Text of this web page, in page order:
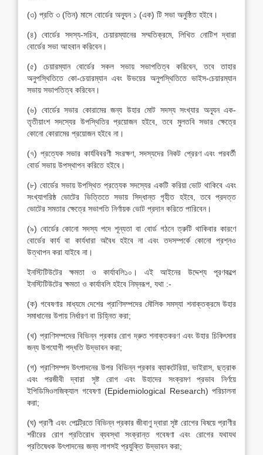
(৩) প্রতি ৩ (তিন) মাসে বোর্ডের অন্যূন ১ (এক) টি সভা অনুষ্ঠিত হইবে।
(৪) বোর্ডের সদস্য-সচিব, চেয়ারম্যানের সম্মতিক্রমে, লিখিত নোটিশ দ্বারা
বোর্ডের সভা আহবান করিবেন।
(৫) চেয়ারম্যান বোর্ডের সকল সভায় সভাপতিত্ব করিবেন, তবে তাহার
অনুপস্থিতিতে কো-চেয়ারম্যান এবং উভয়ের অনুপস্থিতিতে ভাইস-চেয়ারম্যান
সভায় সভাপতিত্ব করিবেন।
(৬) বোর্ডের সভার কোরামের জন্য উহার মোট সদস্য সংখ্যার অন্যূন এক-
তৃতীয়াংশ সদস্যের উপস্থিতির প্রয়োজন হইবে, তবে মুলতবি সভার ক্ষেত্রে
কোনো কোরামের প্রয়োজন হইবে না।
(৭) প্রত্যেক সভার কার্যবিবরণী সংরক্ষণ, সদস্যদের নিকট প্রেরণ এবং পরবর্তী
বোর্ড সভায় উপস্থাপন করিতে হইবে।
(৮) বোর্ডের সভায় উপস্থিত প্রত্যেক সদস্যের একটি করিয়া ভোট থাকিবে এবং
সংখ্যাগরিষ্ঠ ভোটের ভিত্তিতে সভায় সিদ্ধান্ত গৃহীত হইবে, তবে প্রদত্ত
ভোটের সমতার ক্ষেত্রে সভাপতি নির্ণায়ক ভোট প্রদান করিতে পারিবেন।
(৯) বোর্ডের কোনো সদস্য পদে শূন্যতা বা বোর্ড গঠনে ত্রুটি থাকিবার কারণে
বোর্ডের কার্য বা কার্যধারা অবৈধ হইবে না এবং তদসম্পর্কে কোনো প্রশ্নও
উত্থাপন করা যাইবে না।
ইনস্টিটিউটের ক্ষমতা ও কার্যাবলি১০। এই আইনের উদ্দেশ্য পূরণকল্পে
ইনস্টিটিউটের ক্ষমতা ও কার্যাবলি হইবে নিম্নরূপ, যথা :-
(ক) গবেষণার মাধ্যমে দেশের প্রাণিসম্পদের মৌলিক সমস্যা শনাক্তক্রমে উহার
সমাধানের উপায় নির্ধারণ বা চিহ্নিত করা;
(খ) প্রাণিসম্পদের বিভিন্ন প্রকার রোগ দ্রুত শনাক্তকরণ এবং উহার চিকিৎসার
জন্য উপযোগী পদ্ধতি উদ্ভাবন করা;
(গ) প্রাণিসম্পদ উৎপাদনের উপর বিভিন্ন প্রকার ব্যাকটেরিয়া, ভাইরাস, ছত্রাক
এবং পরজীবী দ্বারা সৃষ্ট রোগ এবং উহাদের সংক্রমণ প্রভাব নির্ণয়ে
ইপিডিমিওলজিক্যাল গবেষণা (Epidemiological Research) পরিচালনা
করা;
(ঘ) প্রাণী এবং পোল্ট্রিতে বিভিন্ন প্রকার জীবাণু দ্বারা সৃষ্ট রোগের বিষয়ে প্রাণীর
শরীরের রোগ প্রতিরোধ ব্যবস্থা সংক্রান্ত গবেষণা এবং রোগের যথাযথ
প্রতিষেধক উৎপাদনের জন্য লাগসই প্রযুক্তি উদ্ভাবন করা;